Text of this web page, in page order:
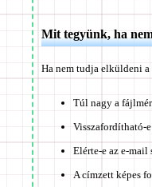
Mit tegyünk, ha
Ha nem tudja elküldeni
Túl nagy a
Visszafordítható-
Elérte-e az e-
A címzett képes